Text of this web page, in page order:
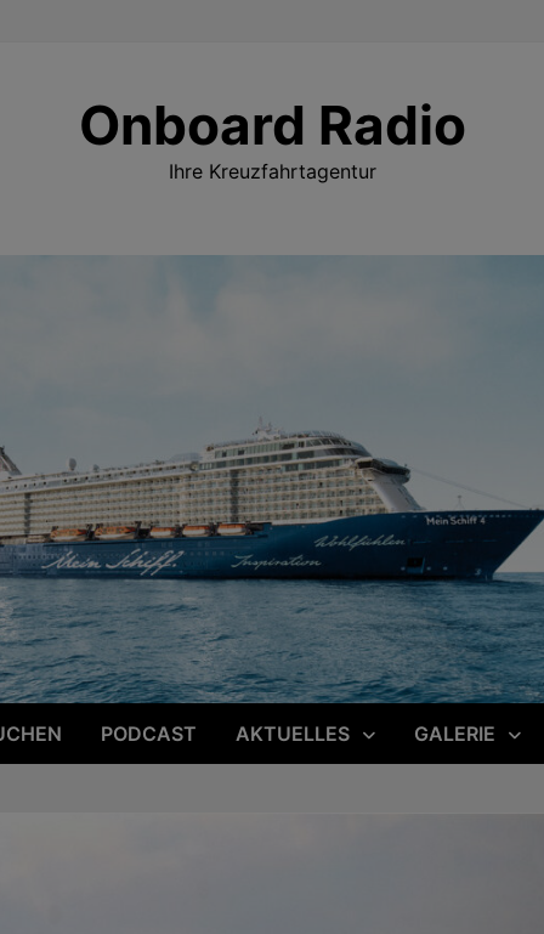
Onboard Radio
Ihre Kreuzfahrtagentur
PODCAST AKTUELLES GALERIE